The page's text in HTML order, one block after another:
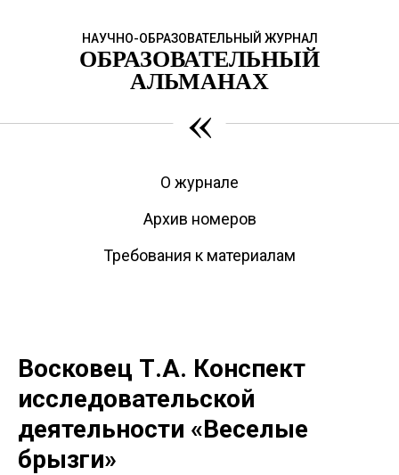
НАУЧНО-ОБРАЗОВАТЕЛЬНЫЙ ЖУРНАЛ
ОБРАЗОВАТЕЛЬНЫЙ
АЛЬМАНАХ
«
О журнале
Архив номеров
Требования к материалам
Восковец Т.А. Конспект
исследовательской
деятельности «Веселые
брызги»